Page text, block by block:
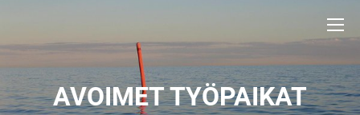
AVOIMET TYÖPAIKAT